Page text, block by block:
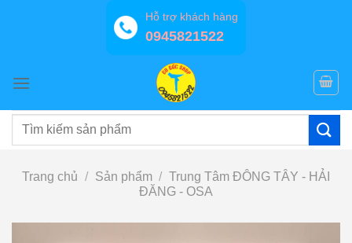
Hỗ trợ khách hàng
0945821522
Tìm
Trang chủ / Sản phẩm / Trung Tâm ĐÔNG TÂY - HẢI
ĐĂNG - OSA